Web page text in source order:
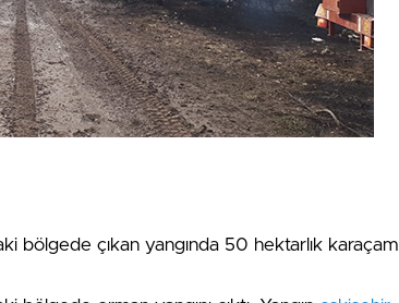
bölgede çıkan yangında 50 hektarlık karaçam